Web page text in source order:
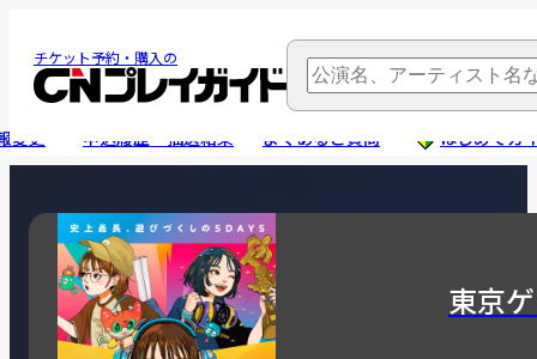
チケット予約・購入の
変更 申込履歴・抽選結果 よくあるご質問 はじめてガ
東京